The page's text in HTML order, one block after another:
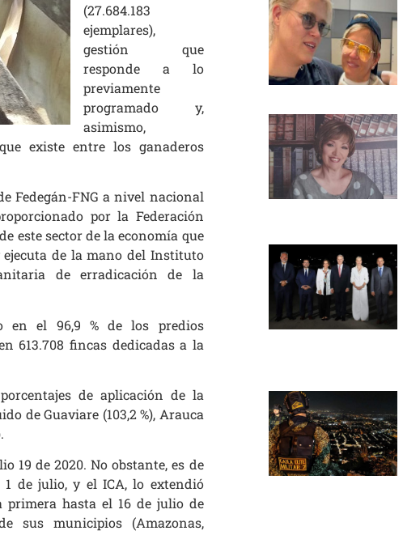
(27.684.183
ejemplares),
gestión que
responde a lo
previamente
programado y,
asimismo,
existe entre los ganaderos
Fedegán-FNG a nivel nacional
por la Federación
este sector de la economía que
de la mano del Instituto
de erradicación de la
en el 96,9 % de los predios
613.708 fincas dedicadas a la
de aplicación de la
de Guaviare (103,2 %), Arauca
19 de 2020. No obstante, es de
1 de julio, y el ICA, lo extendió
primera hasta el 16 de julio de
sus municipios (Amazonas,